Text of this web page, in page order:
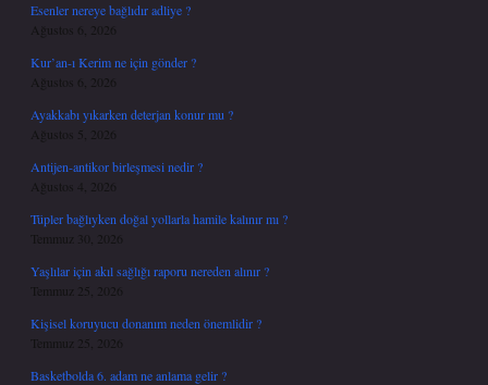
Esenler nereye bağlıdır adliye ?
Ağustos 6, 2026
Kur’an-ı Kerim ne için gönder ?
Ağustos 6, 2026
Ayakkabı yıkarken deterjan konur mu ?
Ağustos 5, 2026
Antijen-antikor birleşmesi nedir ?
Ağustos 4, 2026
Tüpler bağlıyken doğal yollarla hamile kalınır mı ?
Temmuz 30, 2026
Yaşlılar için akıl sağlığı raporu nereden alınır ?
Temmuz 25, 2026
Kişisel koruyucu donanım neden önemlidir ?
Temmuz 25, 2026
Basketbolda 6. adam ne anlama gelir ?